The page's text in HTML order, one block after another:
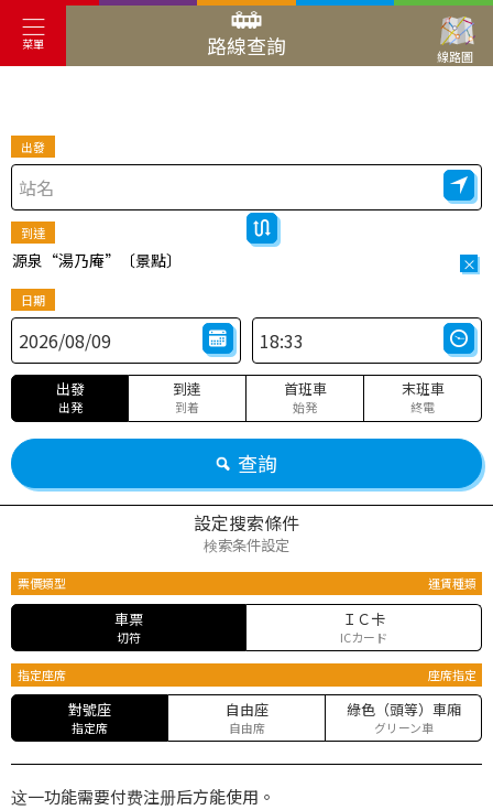
菜單 路線查詢 線路圖
出發
到達
源泉“湯乃庵”〔景點〕 ×
日期
出發
出発
到達
到着
首班車
始発
末班車
終電
查詢
設定搜索條件
検索条件設定
票價類型 運賃種類
車票
切符
ＩＣ卡
ICカード
指定座席 座席指定
對號座
指定席
自由座
自由席
綠色（頭等）車廂
グリーン車
这一功能需要付费注册后方能使用。